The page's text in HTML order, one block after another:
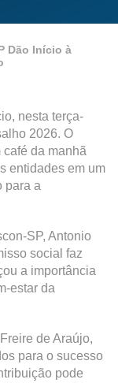
Dão Início à
nesta terça-
2026. O
café da manhã
entidades em um
para a
SP, Antonio
social faz
a importância
estar da
de Araújo,
para o sucesso
pode